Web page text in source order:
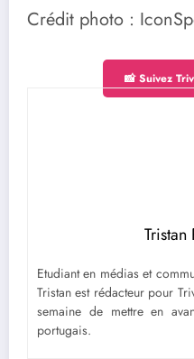
Crédit photo :
📸 Suivez
Etudiant en médias et
Tristan est rédacteur pour
semaine de mettre en
portugais.